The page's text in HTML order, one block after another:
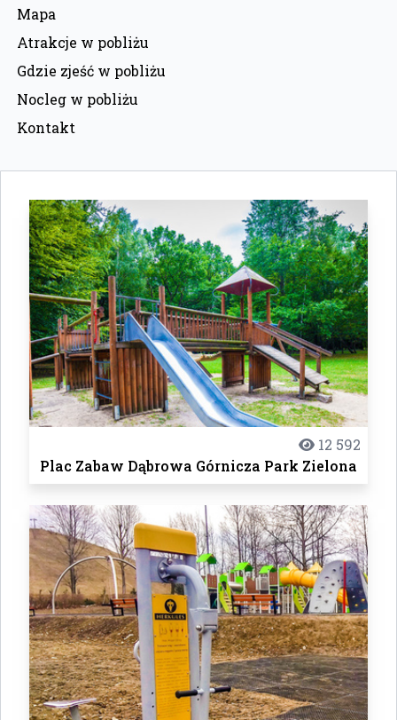
Mapa
Atrakcje w pobliżu
Gdzie zjeść w pobliżu
Nocleg w pobliżu
Kontakt
12 592
Plac Zabaw Dąbrowa Górnicza Park Zielona